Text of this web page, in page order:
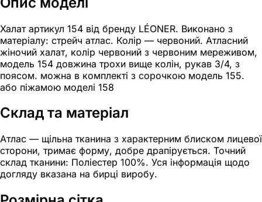
Халат артикул 154 від бренду LÉONER. Виконано з
матеріалу: стрейч атлас. Колір — червоний. Атласний
жіночий халат, колір червоний з червоним мереживом,
модель 154 довжина трохи вище колін, рукав 3/4, з
поясом. можна в комплекті з сорочкою модель 155.
або піжамою моделі 158
Склад та матеріал
Атлас — щільна тканина з характерним блиском лицевої
сторони, тримає форму, добре драпірується. Точний
склад тканини: Поліестер 100%. Уся інформація щодо
догляду вказана на бирці виробу.